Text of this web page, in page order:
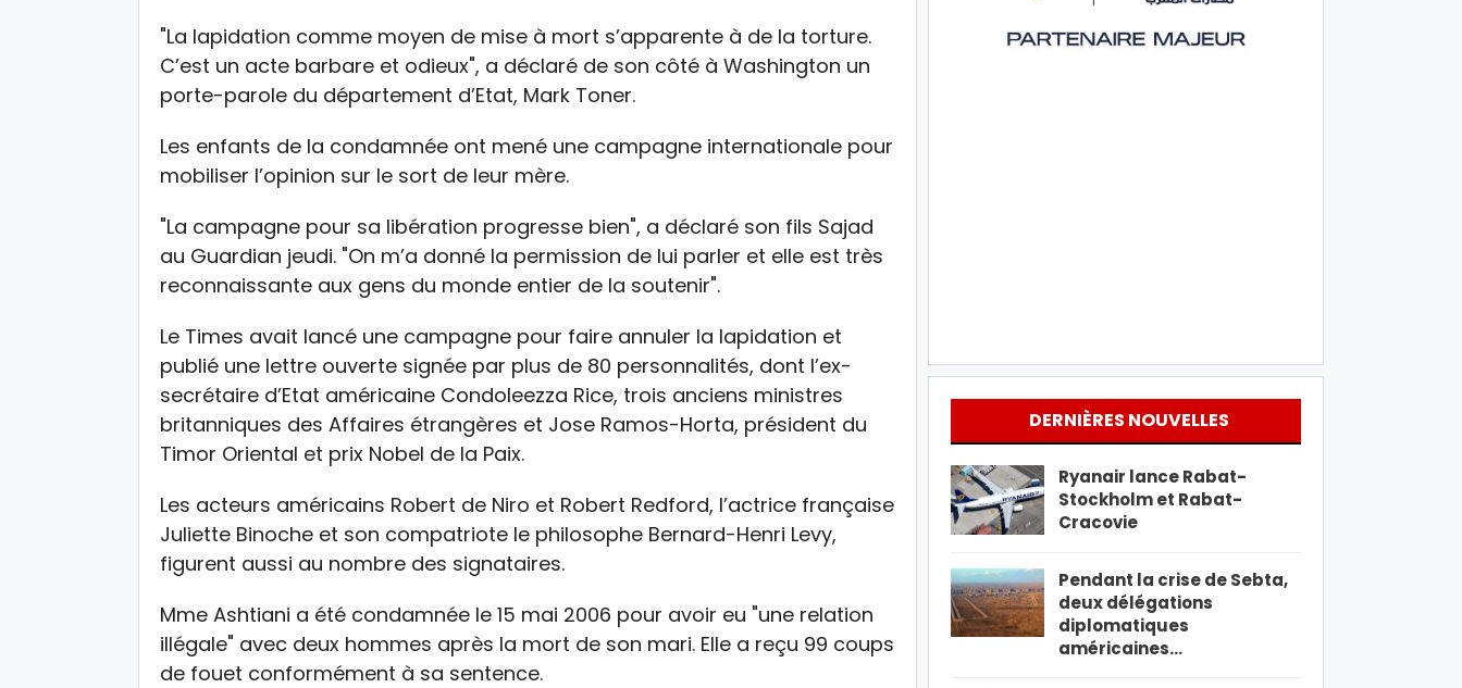
"La lapidation comme moyen de mise à mort s’apparente à de la torture.
C’est un acte barbare et odieux", a déclaré de son côté à Washington un
porte-parole du département d’Etat, Mark Toner.
Les enfants de la condamnée ont mené une campagne internationale pour
mobiliser l’opinion sur le sort de leur mère.
"La campagne pour sa libération progresse bien", a déclaré son fils Sajad
au Guardian jeudi. "On m’a donné la permission de lui parler et elle est très
reconnaissante aux gens du monde entier de la soutenir".
Le Times avait lancé une campagne pour faire annuler la lapidation et
publié une lettre ouverte signée par plus de 80 personnalités, dont l’ex-
secrétaire d’Etat américaine Condoleezza Rice, trois anciens ministres
britanniques des Affaires étrangères et Jose Ramos-Horta, président du
Timor Oriental et prix Nobel de la Paix.
Les acteurs américains Robert de Niro et Robert Redford, l’actrice française
Juliette Binoche et son compatriote le philosophe Bernard-Henri Levy,
figurent aussi au nombre des signataires.
Mme Ashtiani a été condamnée le 15 mai 2006 pour avoir eu "une relation
illégale" avec deux hommes après la mort de son mari. Elle a reçu 99 coups
de fouet conformément à sa sentence.
DERNIÈRES NOUVELLES
Ryanair lance Rabat-
Stockholm et Rabat-
Cracovie
Pendant la crise de Sebta,
deux délégations
diplomatiques
américaines…